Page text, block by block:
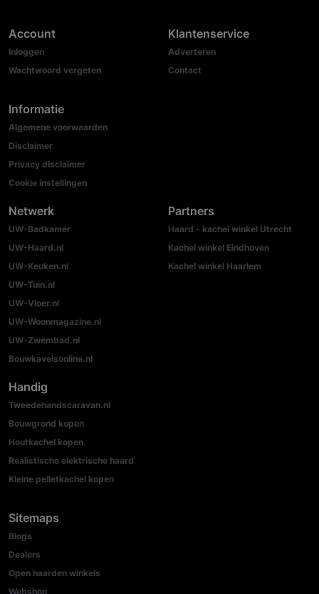
Account
Inloggen
Wachtwoord vergeten
Informatie
Algemene voorwaarden
Disclaimer
Privacy disclaimer
Cookie instellingen
Klantenservice
Adverteren
Contact
Netwerk
UW-Badkamer
UW-Haard.nl
UW-Keuken.nl
UW-Tuin.nl
UW-Vloer.nl
UW-Woonmagazine.nl
UW-Zwembad.nl
Bouwkavelsonline.nl
Partners
Haard - kachel winkel Utrecht
Kachel winkel Eindhoven
Kachel winkel Haarlem
Handig
Tweedehandscaravan.nl
Bouwgrond kopen
Houtkachel kopen
Realistische elektrische haard
Kleine pelletkachel kopen
Sitemaps
Blogs
Dealers
Open haarden winkels
Webshop